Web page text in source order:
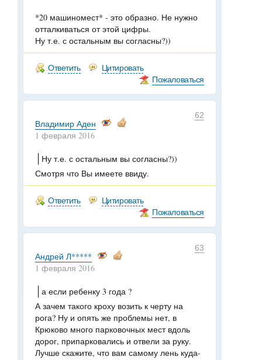
*20 машиномест* - это образно. Не нужно
отталкиваться от этой цифры.
Ну т.е. с остальным вы согласны?))
Ответить
Цитировать
Пожаловаться
62
Владимир Аден
1 февраля 2016
Ну т.е. с остальным вы согласны?))
Смотря что Вы имеете ввиду.
Ответить
Цитировать
Пожаловаться
63
Андрей Л*****
1 февраля 2016
а если ребенку 3 года ?
А зачем такого кроху возить к черту на
рога? Ну и опять же проблемы нет, в
Крюково много парковочных мест вдоль
дорог, припарковались и отвели за руку.
Лучше скажите, что вам самому лень куда-